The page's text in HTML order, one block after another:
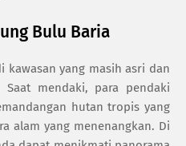
Bulu Baria
kawasan yang masih asri dan
mendaki, para pendaki
hutan tropis yang
alam yang menenangkan. Di